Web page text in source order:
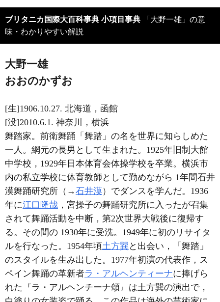
ブリタニカ国際大百科事典 小項目事典
味・わかりやすい解説
大野一雄
おおのかずお
[生]1906.10.27. 北海道，函館
[没]2010.6.1. 神奈川，横浜
舞踏家。前衛舞踊「舞踏」の名を世界に知らしめた
一人。網元の長男として生まれた。1925年旧制大館
中学校，1929年日本体育会体操学校を卒業。横浜市
内の私立学校に体育教師として勤めながら 1年間石井
漠舞踊研究所（→石井漠 ）でダンスを学んだ。1936
年に江口隆哉 ，宮操子の舞踊研究所に入ったが召集
されて舞踊活動を中断，第2次世界大戦後に復帰す
る。その間の 1930年に受洗。1949年に初のリサイタ
ルを行なった。1954年頃土方巽と出会い，「舞踏」
のスタイルを生み出した。1977年初演の代表作，ス
ペイン舞踊の革新者ラ・アルヘンティーナに捧げら
れた『ラ・アルヘンチーナ頌』は土方巽の演出で，